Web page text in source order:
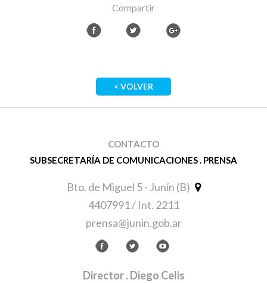
Compartir
< VOLVER
CONTACTO
SUBSECRETARÍA DE COMUNICACIONES . PRENSA
Bto. de Miguel 5 - Junín (B)
4407991 / Int. 2211
prensa@junin.gob.ar
Director. Diego Celis